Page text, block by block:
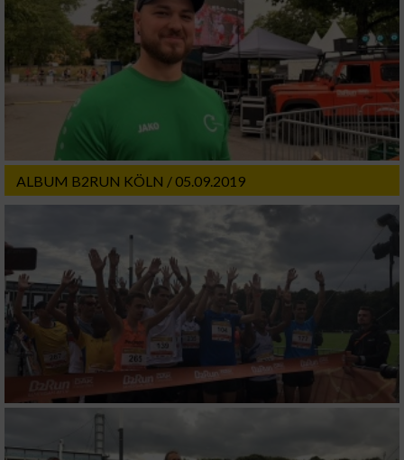
ALBUM B2RUN KÖLN / 05.09.2019